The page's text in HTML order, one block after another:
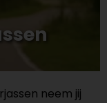
neem jij